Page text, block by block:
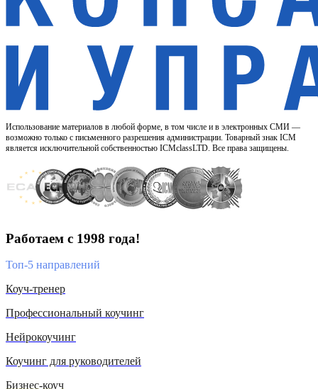
Использование материалов в любой форме, в том числе и в электронных СМИ —
возможно только с письменного разрешения администрации. Товарный знак ICM
является исключительной собственностью ICMclassLTD. Все права защищены.
Работаем с 1998 года!
Топ-5 направлений
Коуч-тренер
Профессиональный коучинг
Нейрокоучинг
Коучинг для руководителей
Бизнес-коуч